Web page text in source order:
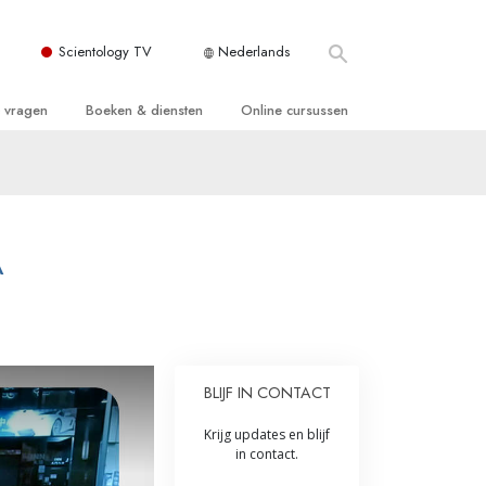
Scientology TV Nederlands
van Scientology
Boeken & diensten Online cursussen
Integriteit en Eerlijkheid
Het Huwelijk
BLIJF IN CONTACT
Krijg updates en blijf
in contact.